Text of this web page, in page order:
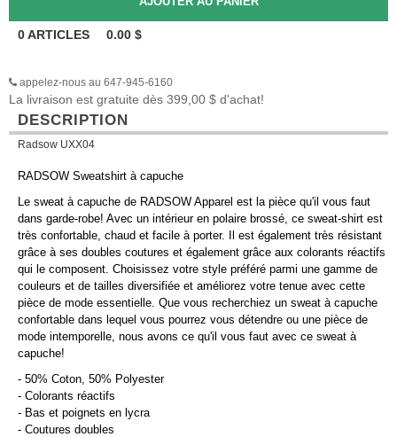
0ARTICLES 0.00 $
appelez-nous au 647-945-6160
La livraison est gratuite dès 399,00 $ d'achat!
DESCRIPTION
Radsow UXX04
RADSOW Sweatshirt à capuche
Le sweat à capuche de RADSOW Apparel est la pièce qu'il vous faut
dans garde-robe! Avec un intérieur en polaire brossé, ce sweat-shirt est
très confortable, chaud et facile à porter. Il est également très résistant
grâce à ses doubles coutures et également grâce aux colorants réactifs
qui le composent. Choisissez votre style préféré parmi une gamme de
couleurs et de tailles diversifiée et améliorez votre tenue avec cette
pièce de mode essentielle. Que vous recherchiez un sweat à capuche
confortable dans lequel vous pourrez vous détendre ou une pièce de
mode intemporelle, nous avons ce qu'il vous faut avec ce sweat à
capuche!
- 50% Coton, 50% Polyester
- Colorants réactifs
- Bas et poignets en lycra
- Coutures doubles